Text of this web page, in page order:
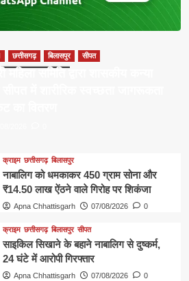
छत्तीसगढ़ बिलासपुर सीपत
क्राइम छत्तीसगढ़ बिलासपुर
नाबालिग को धमकाकर 450 ग्राम सोना और
₹14.50 लाख ऐंठने वाले गिरोह पर शिकंजा
Apna Chhattisgarh 07/08/2026 0
क्राइम छत्तीसगढ़ बिलासपुर सीपत
साइकिल सिखाने के बहाने नाबालिग से दुष्कर्म,
24 घंटे में आरोपी गिरफ्तार
Apna Chhattisgarh 07/08/2026 0